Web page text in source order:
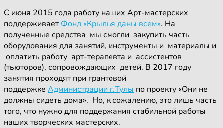
С июня 2015 года работу наших Арт-мастерских
поддерживает Фонд «Крылья даны всем». На
полученные средства мы смогли закупить часть
оборудования для занятий, инструменты и материалы и
оплатить работу арт-терапевта и ассистентов
(тьюторов), сопровождающих детей. В 2017 году
занятия проходят при грантовой
поддержке Администрации г.Тулы по проекту «Они не
должны сидеть дома». Но, к сожалению, это лишь часть
того, что нужно для поддержания стабильной работы
наших творческих мастерских.